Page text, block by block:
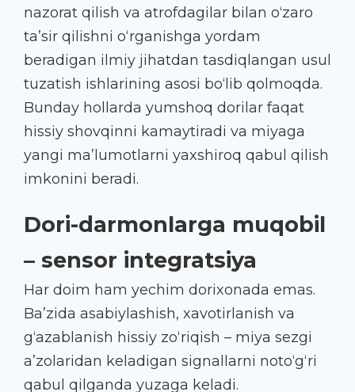
nazorat qilish va atrofdagilar bilan o‘zaro
ta’sir qilishni o‘rganishga yordam
beradigan ilmiy jihatdan tasdiqlangan usul
tuzatish ishlarining asosi bo‘lib qolmoqda.
Bunday hollarda yumshoq dorilar faqat
hissiy shovqinni kamaytiradi va miyaga
yangi ma’lumotlarni yaxshiroq qabul qilish
imkonini beradi.
Dori-darmonlarga muqobil
– sensor integratsiya
Har doim ham yechim dorixonada emas.
Ba’zida asabiylashish, xavotirlanish va
g‘azablanish hissiy zo‘riqish – miya sezgi
a’zolaridan keladigan signallarni noto‘g‘ri
qabul qilganda yuzaga keladi.